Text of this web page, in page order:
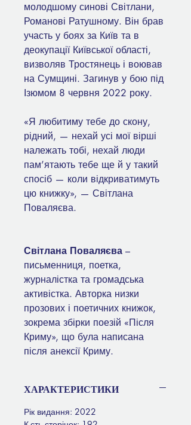
молодшому синові Світлани,
Романові Ратушному. Він брав
участь у боях за Київ та в
деокупації Київської області,
визволяв Тростянець і воював
на Сумщині. Загинув у бою під
Ізюмом 8 червня 2022 року.
«Я любитиму тебе до скону,
рідний, — нехай усі мої вірші
належать тобі, нехай люди
пам’ятають тебе ще й у такий
спосіб — коли відкриватимуть
цю книжку», — Світлана
Поваляєва.
Світлана Поваляєва –
письменниця, поетка,
журналістка та громадська
активістка. Авторка низки
прозових і поетичних книжок,
зокрема збірки поезій «Після
Криму», що була написана
після анексії Криму.
ХАРАКТЕРИСТИКИ
Рік видання: 2022